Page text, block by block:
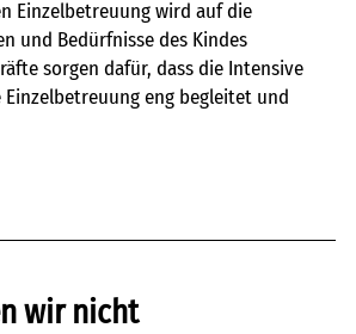
Einzelbetreuung wird auf die
und Bedürfnisse des Kindes
sorgen dafür, dass die Intensive
Einzelbetreuung eng begleitet und
wir nicht